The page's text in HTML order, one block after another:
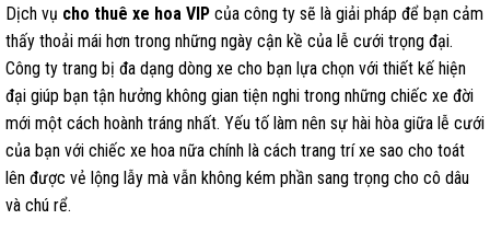
Dịch vụ cho thuê xe hoa VIP của công ty sẽ là giải pháp để bạn cảm
thấy thoải mái hơn trong những ngày cận kề của lễ cưới trọng đại.
Công ty trang bị đa dạng dòng xe cho bạn lựa chọn với thiết kế hiện
đại giúp bạn tận hưởng không gian tiện nghi trong những chiếc xe đời
mới một cách hoành tráng nhất. Yếu tố làm nên sự hài hòa giữa lễ cưới
của bạn với chiếc xe hoa nữa chính là cách trang trí xe sao cho toát
lên được vẻ lộng lẫy mà vẫn không kém phần sang trọng cho cô dâu
và chú rể.